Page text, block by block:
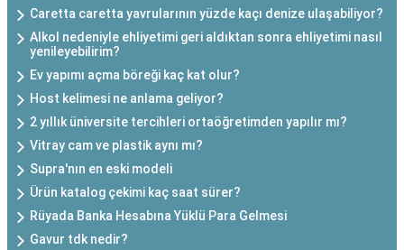
Caretta caretta yavrularının yüzde kaçı denize ulaşabiliyor?
Alkol nedeniyle ehliyetimi geri aldıktan sonra ehliyetimi nasıl
yenileyebilirim?
Ev yapımı açma böreği kaç kat olur?
Host kelimesi ne anlama geliyor?
2 yıllık üniversite tercihleri ortaöğretimden yapılır mı?
Vitray cam ve plastik aynı mı?
Supra'nın en eski modeli
Ürün katalog çekimi kaç saat sürer?
Rüyada Banka Hesabına Yüklü Para Gelmesi
Gavur tdk nedir?